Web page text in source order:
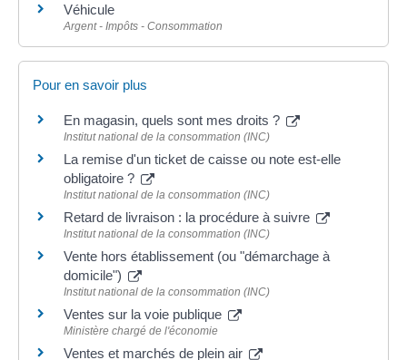
Véhicule
Argent - Impôts - Consommation
Pour en savoir plus
En magasin, quels sont mes droits ?
Institut national de la consommation (INC)
La remise d'un ticket de caisse ou note est-elle
obligatoire ?
Institut national de la consommation (INC)
Retard de livraison : la procédure à suivre
Institut national de la consommation (INC)
Vente hors établissement (ou "démarchage à
domicile")
Institut national de la consommation (INC)
Ventes sur la voie publique
Ministère chargé de l'économie
Ventes et marchés de plein air